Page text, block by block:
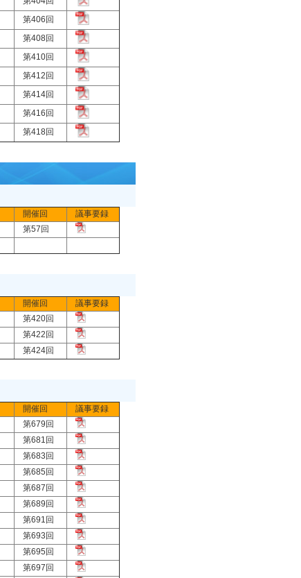
第406回
第408回
第410回
第412回
第414回
第416回
第418回
開催回
議事要録
第57回
開催回
議事要録
第420回
第422回
第424回
開催回
議事要録
第679回
第681回
第683回
第685回
第687回
第689回
第691回
第693回
第695回
第697回